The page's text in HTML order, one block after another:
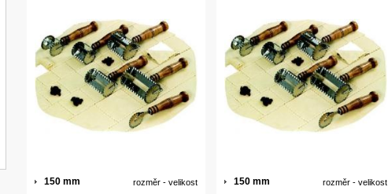
rozměr - velikost
150 mm rozměr - velikost
150 mm